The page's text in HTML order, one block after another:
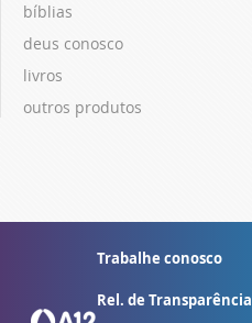
bíblias
deus conosco
livros
outros produtos
Trabalhe conosco
Rel. de Transparência